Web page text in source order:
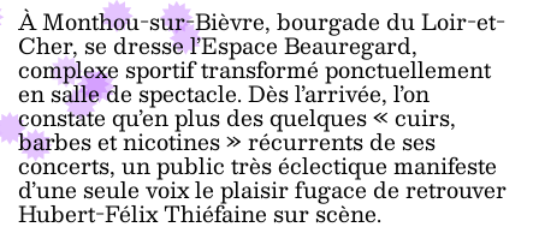
À Monthou-sur-Bièvre, bourgade du Loir-et-
Cher, se dresse l’Espace Beauregard,
complexe sportif transformé ponctuellement
en salle de spectacle. Dès l’arrivée, l’on
constate qu’en plus des quelques « cuirs,
barbes et nicotines » récurrents de ses
concerts, un public très éclectique manifeste
d’une seule voix le plaisir fugace de retrouver
Hubert-Félix Thiéfaine sur scène.